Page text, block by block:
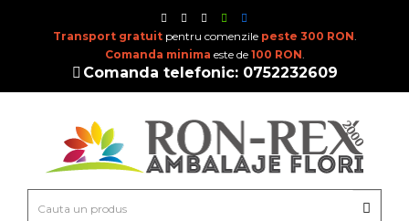
Transport gratuitpentru comenzile peste 300 RON.
Comanda minima este de 100 RON.
Comanda telefonic: 0752232609